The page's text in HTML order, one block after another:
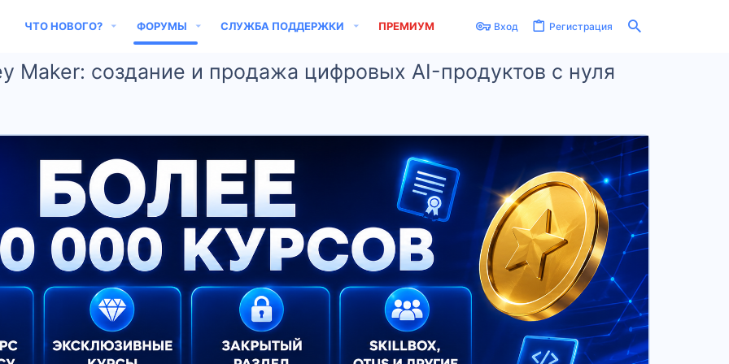
ЧТО НОВОГО? ФОРУМЫ СЛУЖБА ПОДДЕРЖКИ ПРЕМИУМ Вход Регистрация
Maker: создание и продажа цифровых AI-продуктов с нуля